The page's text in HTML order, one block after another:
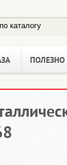
ПОЛЕЗНО